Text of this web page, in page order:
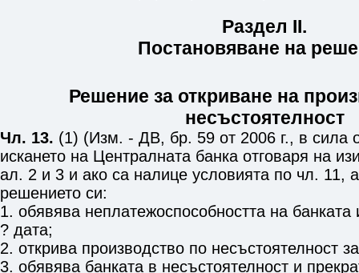
Раздел II.
Постановяване на
Решение за откриване на
несъстоятелност
Чл. 13. (1) (Изм. - ДВ, бр. 59 от 2006 г., в сила
искането на Централната банка отговаря на
ал. 2 и 3 и ако са налице условията по чл. 11,
решението си:
1. обявява неплатежоспособността на
? дата;
2. открива производство по несъстоятелност
3. обявява банката в несъстоятелност и